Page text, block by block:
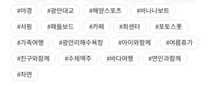
#야경
#광안대교 #해양스포츠
#바나나보트
#서핑
#패들보드 #카페 #회센터
#포토스폿
#가족여행
#광안리해수욕장 #아이와함께
#여름휴가
#친구와함께
#수제맥주 #바다여행
#연인과함께
#자연